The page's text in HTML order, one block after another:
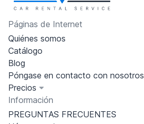
Páginas de Internet
Quiénes somos
Catálogo
Blog
Póngase en contacto con nosotros
Precios
Información
PREGUNTAS FRECUENTES